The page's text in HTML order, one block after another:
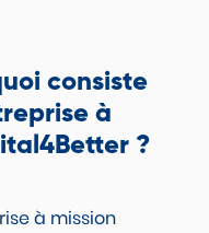
consiste
à
?
à mission